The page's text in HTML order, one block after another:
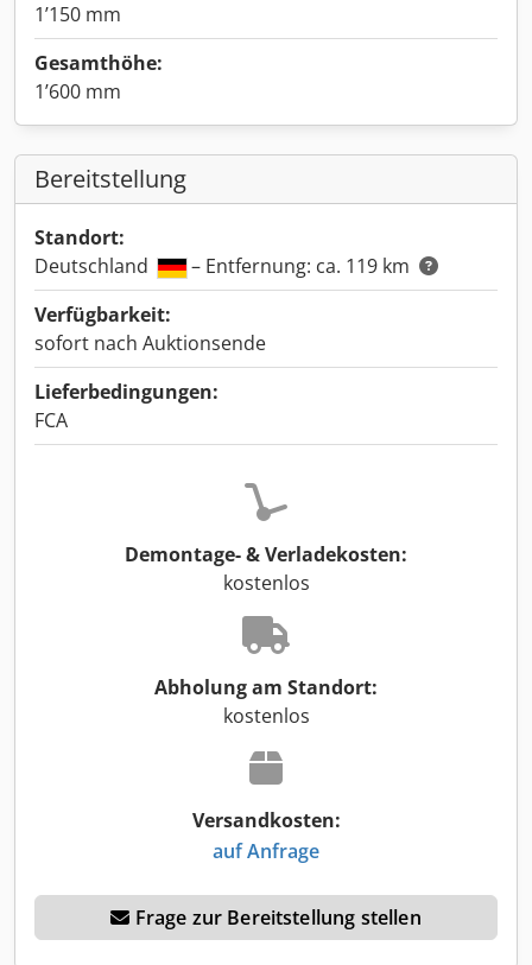
1’150 mm
Gesamthöhe:
1’600 mm
Bereitstellung
Standort:
Deutschland
– Entfernung: ca. 119 km
Verfügbarkeit:
sofort nach Auktionsende
Lieferbedingungen:
FCA
Demontage- & Verladekosten:
kostenlos
Abholung am Standort:
kostenlos
Versandkosten:
auf Anfrage
Frage zur Bereitstellung stellen